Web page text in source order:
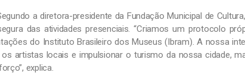
a diretora-presidente da Fundação Municipal de
das atividades presenciais. “Criamos um protocolo
do Instituto Brasileiro dos Museus (Ibram). A nossa
artistas locais e impulsionar o turismo da nossa cidade,
explica.